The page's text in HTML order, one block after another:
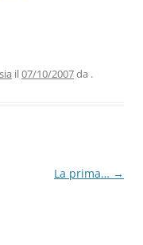
vi
il07/10/2007da .
La prima… →